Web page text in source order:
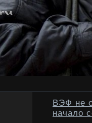
ВЭФ не
начало